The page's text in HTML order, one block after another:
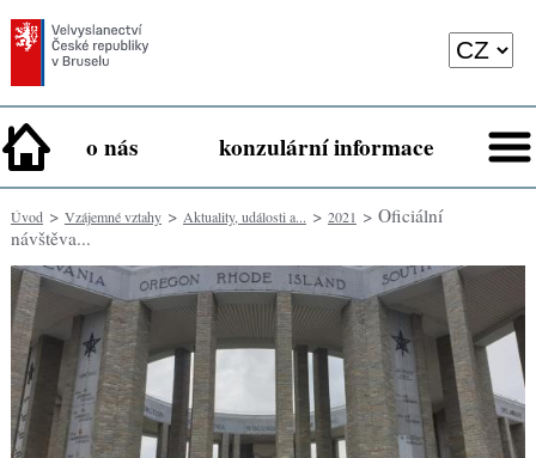
o nás konzulární informace
Úvod> Vzájemné vztahy> Aktuality, události a... > 2021 > Oficiální
návštěva...